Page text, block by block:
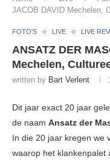
JACOB DAVID Mechelen,
FOTO'S LIVE LIVE
ANSATZ DER
Mechelen,
written by Bart Verlent
Dit jaar exact 20 jaar
de naam Ansatz der
In die 20 jaar kregen we
waarop het klankenpalet